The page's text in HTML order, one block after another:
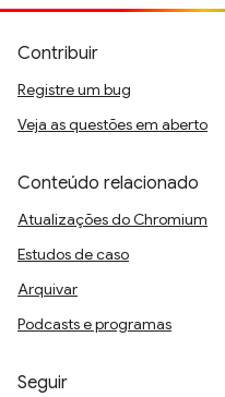
Contribuir
Registre um bug
Veja as questões em aberto
Conteúdo relacionado
Atualizações do Chromium
Estudos de caso
Arquivar
Podcasts e programas
Seguir